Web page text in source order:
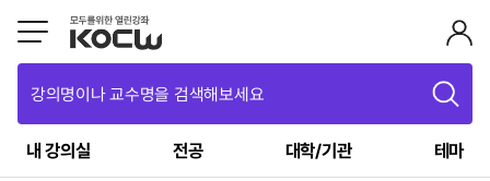
강의명이나 교수명을 검색해보세요
내 강의실 전공 대학/기관 테마